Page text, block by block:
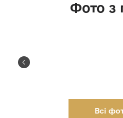
Фото з
Всі